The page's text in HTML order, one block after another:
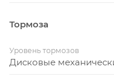
Тормоза
Уровень тормозов
Дисковые